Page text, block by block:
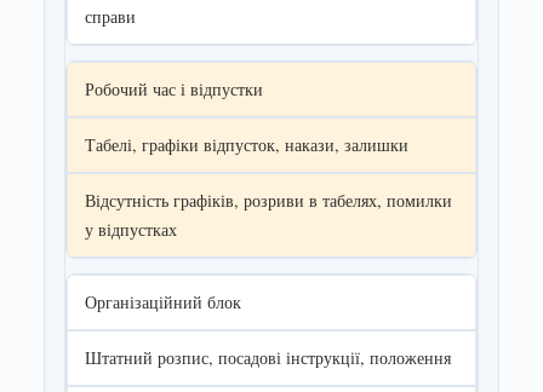
справи
Робочий час і відпустки
Табелі, графіки відпусток, накази, залишки
Відсутність графіків, розриви в табелях, помилки
у відпустках
Організаційний блок
Штатний розпис, посадові інструкції, положення